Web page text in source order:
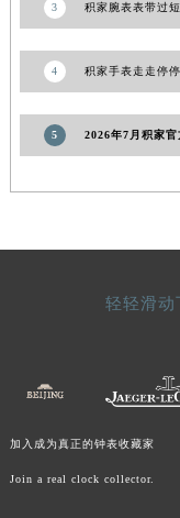
3 积家腕表表带过
4 积家手表走走停
5 2026年7月积家
轻轻滑动
加入成为真正的钟表收藏家
Join a real clock collector.